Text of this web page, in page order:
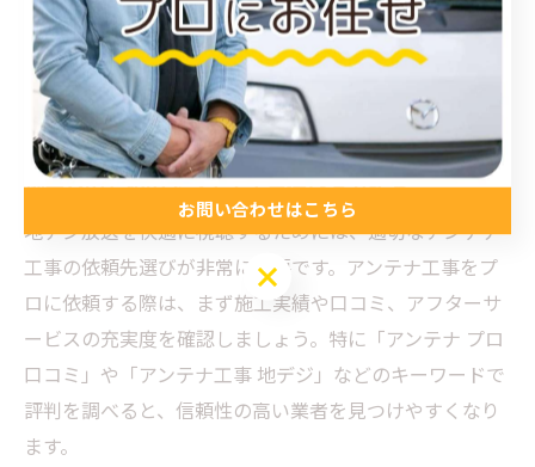
地デジ対応アンテナ工事選びのコツ
地デジのためのアンテナ工事選び方ガイド
地デジ放送を快適に視聴するためには、適切なアンテナ
工事の依頼先選びが非常に重要です。アンテナ工事をプ
ロに依頼する際は、まず施工実績や口コミ、アフターサ
ービスの充実度を確認しましょう。特に「アンテナ プロ
口コミ」や「アンテナ工事 地デジ」などのキーワードで
評判を調べると、信頼性の高い業者を見つけやすくなり
ます。
お問い合わせはこちら
お問い合わせはこちら